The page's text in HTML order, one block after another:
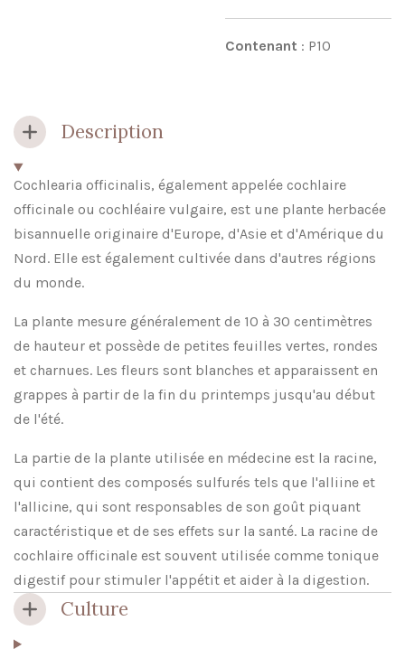
Contenant : P10
Description
Cochlearia officinalis, également appelée cochlaire
officinale ou cochléaire vulgaire, est une plante herbacée
bisannuelle originaire d'Europe, d'Asie et d'Amérique du
Nord. Elle est également cultivée dans d'autres régions
du monde.
La plante mesure généralement de 10 à 30 centimètres
de hauteur et possède de petites feuilles vertes, rondes
et charnues. Les fleurs sont blanches et apparaissent en
grappes à partir de la fin du printemps jusqu'au début
de l'été.
La partie de la plante utilisée en médecine est la racine,
qui contient des composés sulfurés tels que l'alliine et
l'allicine, qui sont responsables de son goût piquant
caractéristique et de ses effets sur la santé. La racine de
cochlaire officinale est souvent utilisée comme tonique
digestif pour stimuler l'appétit et aider à la digestion.
Culture